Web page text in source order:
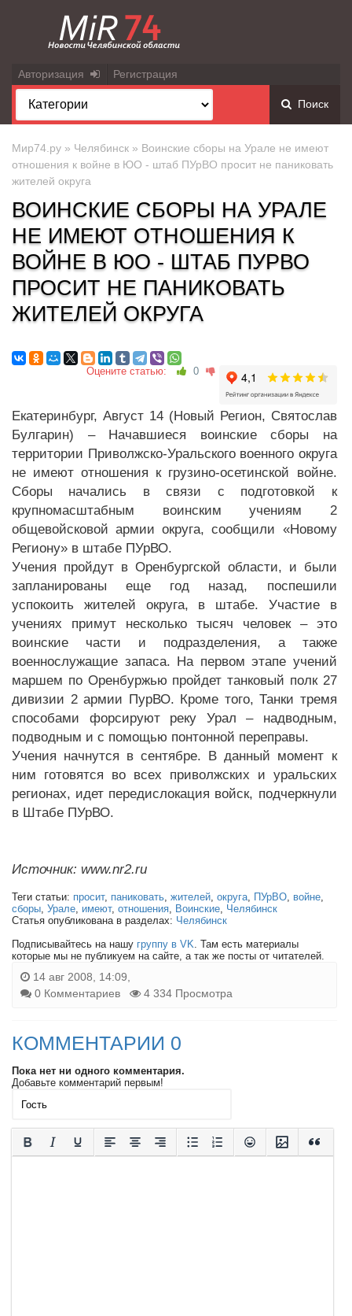
Авторизация Регистрация
Поиск
Мир74.ру » Челябинск » Воинские сборы на Урале не имеют
отношения к войне в ЮО - штаб ПУрВО просит не паниковать
жителей округа
ВОИНСКИЕ СБОРЫ НА УРАЛЕ
НЕ ИМЕЮТ ОТНОШЕНИЯ К
ВОЙНЕ В ЮО - ШТАБ ПУРВО
ПРОСИТ НЕ ПАНИКОВАТЬ
ЖИТЕЛЕЙ ОКРУГА
Оцените статью: 0
Екатеринбург, Август 14 (Новый Регион, Святослав
Булгарин) – Начавшиеся воинские сборы на
территории Приволжско-Уральского военного округа
не имеют отношения к грузино-осетинской войне.
Сборы начались в связи с подготовкой к
крупномасштабным воинским учениям 2
общевойсковой армии округа, сообщили «Новому
Региону» в штабе ПУрВО.
Учения пройдут в Оренбургской области, и были
запланированы еще год назад, поспешили
успокоить жителей округа, в штабе. Участие в
учениях примут несколько тысяч человек – это
воинские части и подразделения, а также
военнослужащие запаса. На первом этапе учений
маршем по Оренбуржью пройдет танковый полк 27
дивизии 2 армии ПурВО. Кроме того, Танки тремя
способами форсируют реку Урал – надводным,
подводным и с помощью понтонной переправы.
Учения начнутся в сентябре. В данный момент к
ним готовятся во всех приволжских и уральских
регионах, идет передислокация войск, подчеркнули
в Штабе ПУрВО.
Источник: www.nr2.ru
Теги статьи: просит, паниковать, жителей, округа, ПУрВО, войне,
сборы, Урале, имеют, отношения, Воинские, Челябинск
Статья опубликована в разделах: Челябинск
Подписывайтесь на нашу группу в VK. Там есть материалы
которые мы не публикуем на сайте, а так же посты от читателей.
14 авг 2008, 14:09,
0 Комментариев
4 334 Просмотра
КОММЕНТАРИИ 0
Пока нет ни одного комментария.
Добавьте комментарий первым!